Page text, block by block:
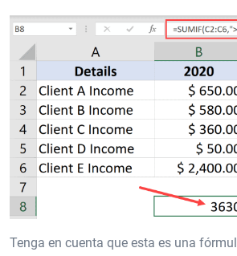
Tenga en cuenta que esta es una